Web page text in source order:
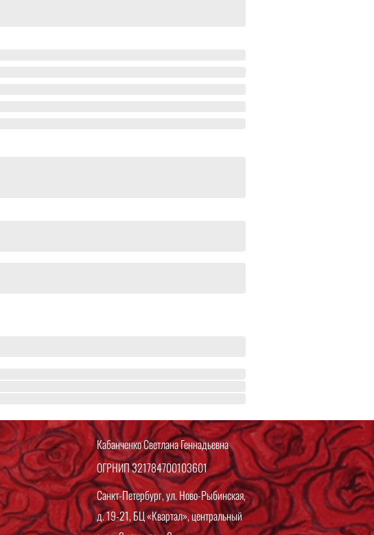
Кабанченко Светлана Геннадьевна
ОГРНИП 321784700103601
Санкт-Петербург, ул. Ново-Рыбинская,
д. 19-21, БЦ «Квартал», центральный